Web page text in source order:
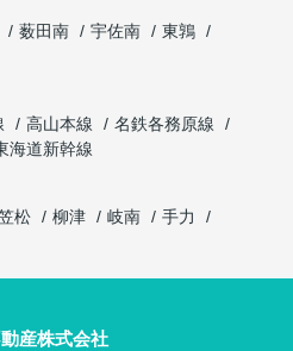
薮田南 宇佐南
東鶉
高山本線
名鉄各務原線
海道新幹線
松 柳津 岐南
手力
産株式会社